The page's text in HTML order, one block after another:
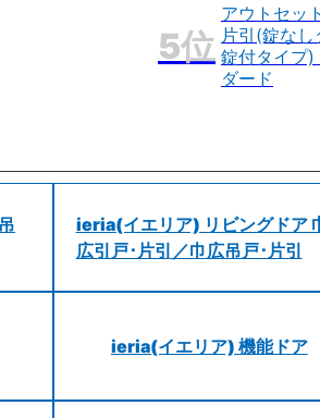
アウトセッ
片引(錠なし
錠付タイプ)
ダード
ieria(イエリア) リビングドア
広引戸･片引／巾広吊戸･片引
ieria(イエリア) 機能ドア